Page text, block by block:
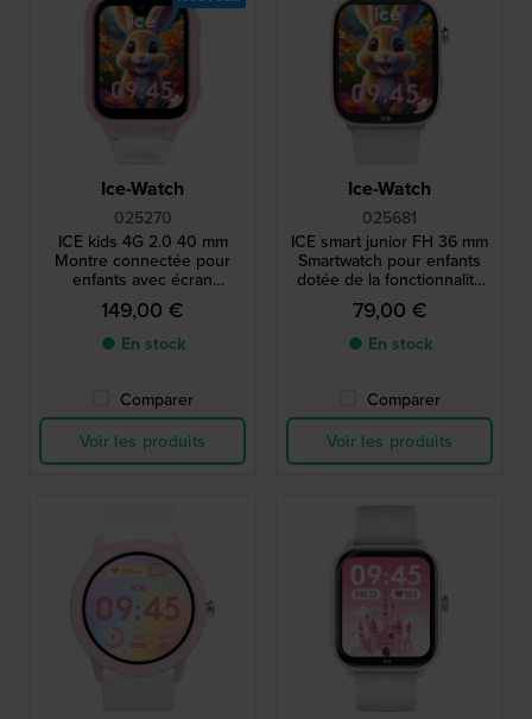
Ice-Watch
025270
ICE kids 4G 2.0 40 mm
Montre connectée pour
enfants avec écran
AMOLED
149,00 €
● En stock
Comparer
Voir les produits
Ice-Watch
025681
ICE smart junior FH 36 mm
Smartwatch pour enfants
dotée de la fonctionnalité
de géolocalisation Android
Find Hub
79,00 €
● En stock
Comparer
Voir les produits